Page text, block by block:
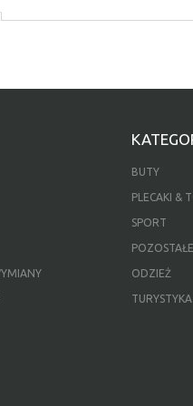
BUTY
PLECAKI &
SPORT
POZOSTAŁE
ODZIEŻ
TURYSTYKA